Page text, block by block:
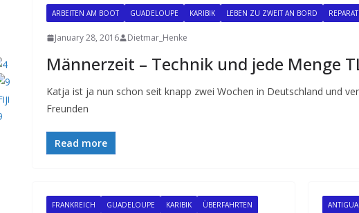
ARBEITEN AM BOOT GUADELOUPE KARIBIK LEBEN ZU ZWEIT AN BORD
January 28, 2016 Dietmar_Henke
Männerzeit – Technik und jede Menge
Katja ist ja nun schon seit knapp zwei Wochen in Deutschland und
Freunden
Read more
FRANKREICH GUADELOUPE KARIBIK ÜBERFAHRTEN ANTIGUA